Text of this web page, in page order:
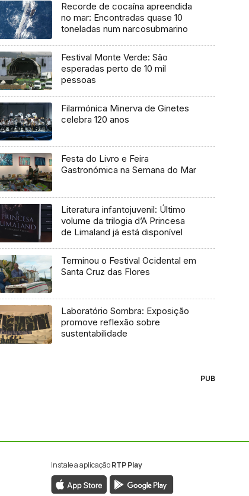
Recorde de cocaína apreendida
no mar: Encontradas quase 10
toneladas num narcosubmarino
Festival Monte Verde: São
esperadas perto de 10 mil
pessoas
Filarmónica Minerva de Ginetes
celebra 120 anos
Festa do Livro e Feira
Gastronómica na Semana do Mar
Literatura infantojuvenil: Último
volume da trilogia d’A Princesa
de Limaland já está disponível
Terminou o Festival Ocidental em
Santa Cruz das Flores
Laboratório Sombra: Exposição
promove reflexão sobre
sustentabilidade
PUB
Instale a aplicaçãoRTP Play